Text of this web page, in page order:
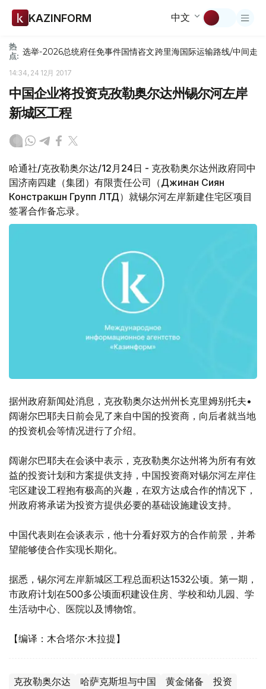
KAZINFORM 中文
热
点: 选举-2026总统府任免事件国情咨文跨里海国际运输路线/中间走廊
14:34, 24 12月 2017
中国企业将投资克孜勒奥尔达州锡尔河左岸
新城区工程
哈通社/克孜勒奥尔达/12月24日 - 克孜勒奥尔达州政府同中
国济南四建（集团）有限责任公司（Джинан Сиян
Констракшн Групп ЛТД）就锡尔河左岸新建住宅区项目
签署合作备忘录。
据州政府新闻处消息，克孜勒奥尔达州州长克里姆别托夫•
阔谢尔巴耶夫日前会见了来自中国的投资商，向后者就当地
的投资机会等情况进行了介绍。
阔谢尔巴耶夫在会谈中表示，克孜勒奥尔达州将为所有有效
益的投资计划和方案提供支持，中国投资商对锡尔河左岸住
宅区建设工程抱有极高的兴趣，在双方达成合作的情况下，
州政府将承诺为投资方提供必要的基础设施建设支持。
中国代表则在会谈表示，他十分看好双方的合作前景，并希
望能够使合作实现长期化。
据悉，锡尔河左岸新城区工程总面积达1532公顷。第一期，
市政府计划在500多公顷面积建设住房、学校和幼儿园、学
生活动中心、医院以及博物馆。
【编译：木合塔尔·木拉提】
克孜勒奥尔达 哈萨克斯坦与中国 黄金储备 投资